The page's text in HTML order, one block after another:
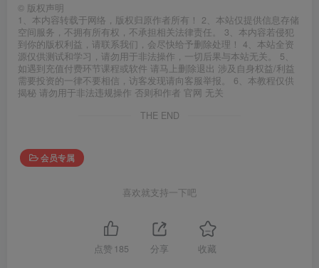
© 版权声明
1、本内容转载于网络，版权归原作者所有！ 2、本站仅提供信息存储
空间服务，不拥有所有权，不承担相关法律责任。 3、本内容若侵犯
到你的版权利益，请联系我们，会尽快给予删除处理！ 4、本站全资
源仅供测试和学习，请勿用于非法操作，一切后果与本站无关。 5、
如遇到充值付费环节课程或软件 请马上删除退出 涉及自身权益/利益
需要投资的一律不要相信，访客发现请向客服举报。 6、本教程仅供
揭秘 请勿用于非法违规操作 否则和作者 官网 无关
THE END
会员专属
喜欢就支持一下吧
点赞 185 分享 收藏